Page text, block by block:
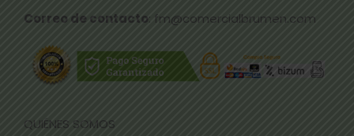
Correo de contacto: fm@comercialbrumen.com
QUIÉNES SOMOS